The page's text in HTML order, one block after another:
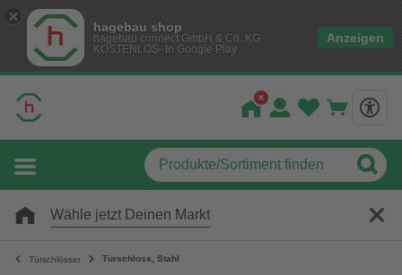
hagebau shop
hagebau connect GmbH & Co. KG
KOSTENLOS- In Google Play
Anzeigen
Wähle jetzt Deinen Markt
Türschlösser Türschloss, Stahl